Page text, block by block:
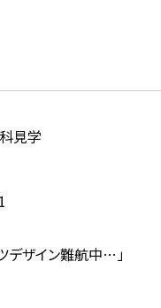
科見学
デザイン難航中…」